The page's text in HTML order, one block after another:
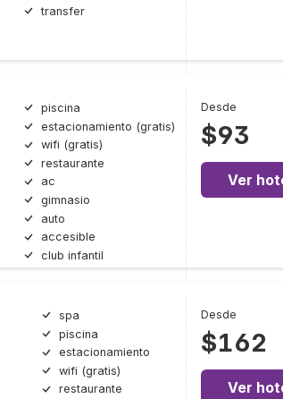
transfer
piscina
estacionamiento (gratis)
wifi (gratis)
restaurante
ac
gimnasio
auto
accesible
club infantil
Desde
$93
Ver
spa
piscina
estacionamiento
wifi (gratis)
restaurante
Desde
$162
Ver